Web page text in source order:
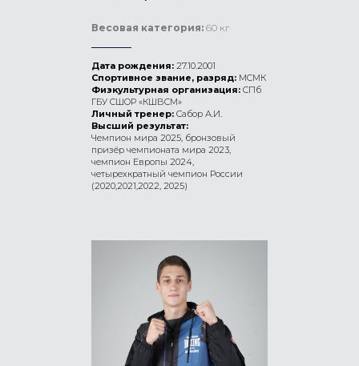
Весовая категория: 60 кг
Дата рождения: 27.10.2001
Спортивное звание, разряд: МСМК
Физкультурная организация: СПб
ГБУ СШОР «КШВСМ»
Личный тренер: Сабор А.И.
Высший результат:
Чемпион мира 2025, бронзовый
призёр чемпионата мира 2023,
чемпион Европы 2024,
четырехкратный чемпион России
(2020,2021,2022, 2025)